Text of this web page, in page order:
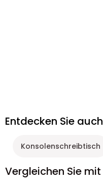
Entdecken Sie auch
Konsolenschreibtisch
Vergleichen Sie